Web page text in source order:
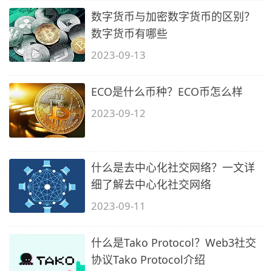
数字货币与加密数字货币的区别？
数字货币有哪些
2023-09-13
ECO是什么币种？ECO币怎么样
2023-09-12
什么是去中心化社交网络？一文详
细了解去中心化社交网络
2023-09-11
什么是Tako Protocol？Web3社交
协议Tako Protocol介绍